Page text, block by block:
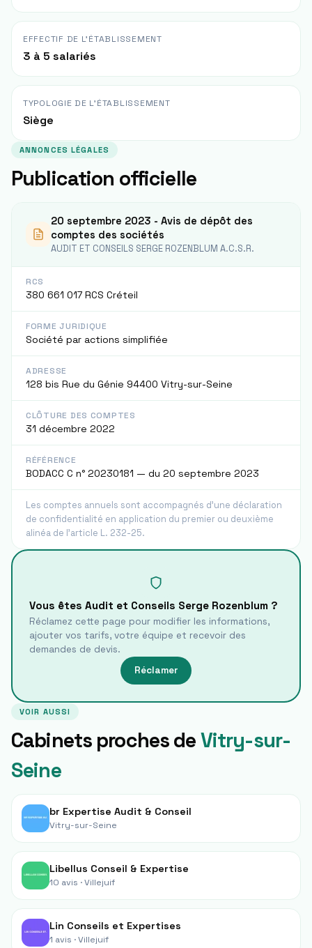
EFFECTIF DE L'ÉTABLISSEMENT
3 à 5 salariés
TYPOLOGIE DE L'ÉTABLISSEMENT
Siège
ANNONCES LÉGALES
Publication officielle
20 septembre 2023 - Avis de dépôt des
comptes des sociétés
AUDIT ET CONSEILS SERGE ROZENBLUM A.C.S.R.
RCS
380 661 017 RCS Créteil
FORME JURIDIQUE
Société par actions simplifiée
ADRESSE
128 bis Rue du Génie 94400 Vitry-sur-Seine
CLÔTURE DES COMPTES
31 décembre 2022
RÉFÉRENCE
BODACC C n° 20230181 — du 20 septembre 2023
Les comptes annuels sont accompagnés d'une déclaration
de confidentialité en application du premier ou deuxième
alinéa de l'article L. 232-25.
Vous êtes Audit et Conseils Serge Rozenblum ?
Réclamez cette page pour modifier les informations,
ajouter vos tarifs, votre équipe et recevoir des
demandes de devis.
Réclamer
VOIR AUSSI
Cabinets proches deVitry-sur-
Seine
br Expertise Audit & Conseil
Vitry-sur-Seine
Libellus Conseil & Expertise
10 avis ·Villejuif
Lin Conseils et Expertises
1 avis ·Villejuif